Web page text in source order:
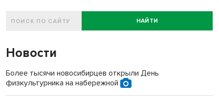
НАЙТИ
Новости
Более тысячи новосибирцев открыли День
физкультурника на набережной